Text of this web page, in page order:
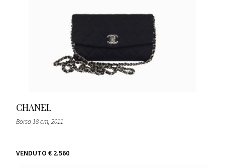
CHANEL
Borsa 18 cm, 2011
VENDUTO € 2.560